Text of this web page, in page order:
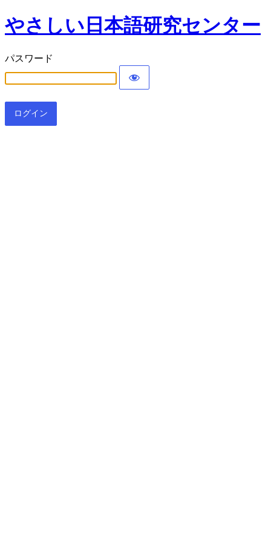
やさしい日本語研究センター
パスワード